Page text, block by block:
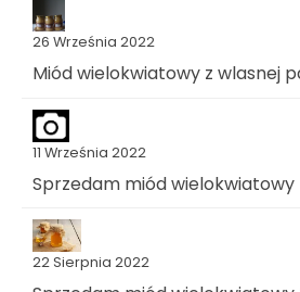
26 Września 2022
Miód wielokwiatowy z wlasnej
11 Września 2022
Sprzedam miód wielokwiatowy
22 Sierpnia 2022